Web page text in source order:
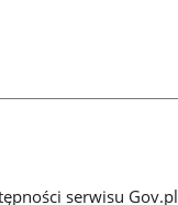
serwisu Gov.pl